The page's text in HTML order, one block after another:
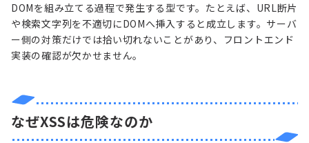
DOMを組み立てる過程で発生する型です。たとえば、URL断片
や検索文字列を不適切にDOMへ挿入すると成立します。サーバ
ー側の対策だけでは拾い切れないことがあり、フロントエンド
実装の確認が欠かせません。
なぜXSSは危険なのか